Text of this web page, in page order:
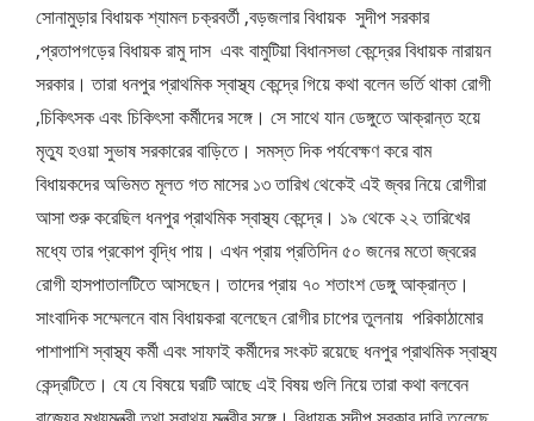
সোনামুড়ার বিধায়ক শ্যামল চক্রবর্তী ,বড়জলার বিধায়ক সুদীপ সরকার
,প্রতাপগড়ের বিধায়ক রামু দাস এবং বামুটিয়া বিধানসভা কেন্দ্রের বিধায়ক নারায়ন
সরকার। তারা ধনপুর প্রাথমিক স্বাস্থ্য কেন্দ্রে গিয়ে কথা বলেন ভর্তি থাকা রোগী
,চিকিৎসক এবং চিকিৎসা কর্মীদের সঙ্গে। সে সাথে যান ডেঙ্গুতে আক্রান্ত হয়ে
মৃত্যু হওয়া সুভাষ সরকারের বাড়িতে। সমস্ত দিক পর্যবেক্ষণ করে বাম
বিধায়কদের অভিমত মূলত গত মাসের ১৩ তারিখ থেকেই এই জ্বর নিয়ে রোগীরা
আসা শুরু করেছিল ধনপুর প্রাথমিক স্বাস্থ্য কেন্দ্রে। ১৯ থেকে ২২ তারিখের
মধ্যে তার প্রকোপ বৃদ্ধি পায়। এখন প্রায় প্রতিদিন ৫০ জনের মতো জ্বরের
রোগী হাসপাতালটিতে আসছেন। তাদের প্রায় ৭০ শতাংশ ডেঙ্গু আক্রান্ত।
সাংবাদিক সম্মেলনে বাম বিধায়করা বলেছেন রোগীর চাপের তুলনায় পরিকাঠামোর
পাশাপাশি স্বাস্থ্য কর্মী এবং সাফাই কর্মীদের সংকট রয়েছে ধনপুর প্রাথমিক স্বাস্থ্য
কেন্দ্রটিতে। যে যে বিষয়ে ঘরটি আছে এই বিষয় গুলি নিয়ে তারা কথা বলবেন